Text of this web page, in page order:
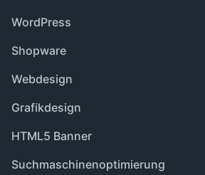
WordPress
Shopware
Webdesign
Grafikdesign
HTML5 Banner
Suchmaschinenoptimierung